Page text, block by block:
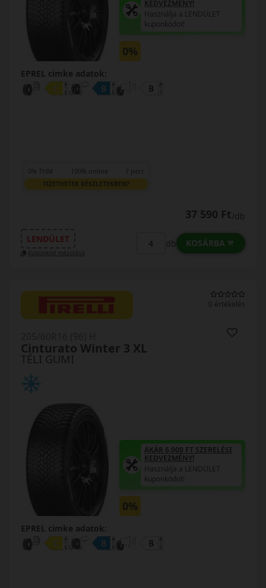
KEDVEZMÉNY!
Használja a LENDÜLET
kuponkódot!
0%
EPREL cimke adatok:
0% THM 100% online 7 perc
FIZETHETEK RÉSZLETEKBEN?
37 590 Ft/db
LENDÜLET
Kuponkód másolása
db KOSÁRBA
0 értékelés
TÉLI GUMI
Cinturato Winter 3 XL
AKÁR 6.000 FT SZERELÉSI
KEDVEZMÉNY!
Használja a LENDÜLET
kuponkódot!
0%
EPREL cimke adatok: